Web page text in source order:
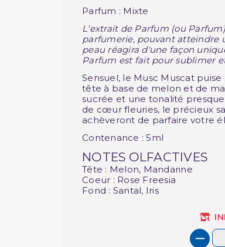
Parfum : Mixte
L'extrait de Parfum (ou
parfumerie, pouvant atteindre
peau réagira d'une façon
Parfum est fait pour sublimer
Sensuel, le Musc Muscat
tête à base de melon et de
sucrée et une tonalité
de cœur fleuries, le précieux
achèveront de parfaire votre
Contenance : 5ml
NOTES OLFACTIVES
Tête : Melon, Mandarine
Coeur : Rose Freesia
Fond : Santal, Iris